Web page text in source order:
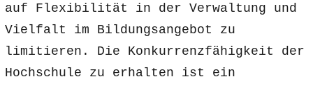
auf Flexibilität in der Verwaltung und
Vielfalt im Bildungsangebot zu
limitieren. Die Konkurrenzfähigkeit der
Hochschule zu erhalten ist ein